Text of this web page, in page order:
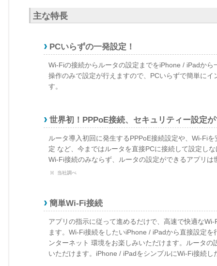
主な特長
PCいらずの一発設定！
Wi-Fiの接続からルータの設定までをiPhone / iPadか
操作のみで設定が行えますので、PCいらずで簡単に
す。
世界初！PPPoE接続、セキュリティー設定
ルータ導入初回に発生するPPPoE接続設定や、Wi-Fi
定 など、今まではルータを直接PCに接続して設定し
Wi-Fi接続のみならず、ルータの設定ができるアプリ
当社調べ
簡単Wi-Fi接続
アプリの指示に従って進めるだけで、高速で快適な
ます。Wi-Fi接続をしたいiPhone / iPadから直接設定
ンターネット 環境をお楽しみいただけます。ルータ
いただけます。iPhone / iPadをシンプルにWi-Fi接続し